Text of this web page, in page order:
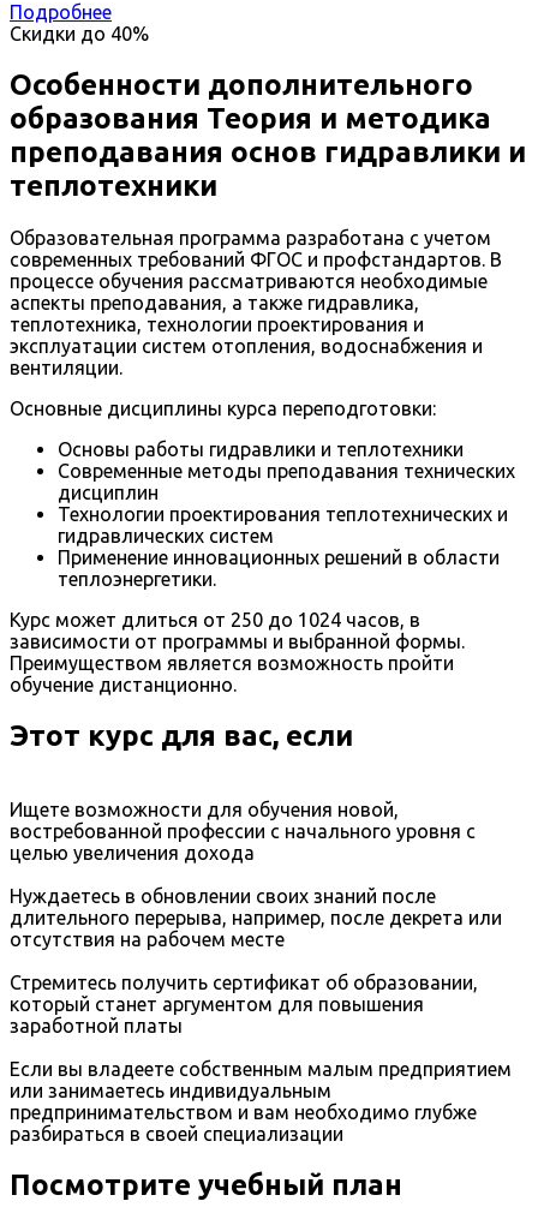
Подробнее
Скидки до 40%
Особенности дополнительного
образования Теория и методика
преподавания основ гидравлики и
теплотехники
Образовательная программа разработана с учетом
современных требований ФГОС и профстандартов. В
процессе обучения рассматриваются необходимые
аспекты преподавания, а также гидравлика,
теплотехника, технологии проектирования и
эксплуатации систем отопления, водоснабжения и
вентиляции.
Основные дисциплины курса переподготовки:
Основы работы гидравлики и теплотехники
Современные методы преподавания технических
дисциплин
Технологии проектирования теплотехнических и
гидравлических систем
Применение инновационных решений в области
теплоэнергетики.
Курс может длиться от 250 до 1024 часов, в
зависимости от программы и выбранной формы.
Преимуществом является возможность пройти
обучение дистанционно.
Этот курс для вас, если
Ищете возможности для обучения новой,
востребованной профессии с начального уровня с
целью увеличения дохода
Нуждаетесь в обновлении своих знаний после
длительного перерыва, например, после декрета или
отсутствия на рабочем месте
Стремитесь получить сертификат об образовании,
который станет аргументом для повышения
заработной платы
Если вы владеете собственным малым предприятием
или занимаетесь индивидуальным
предпринимательством и вам необходимо глубже
разбираться в своей специализации
Посмотрите учебный план